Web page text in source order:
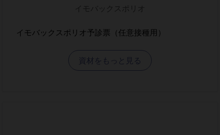
イモバックスポリオ予診票（任意接種用）
資材をもっと見る